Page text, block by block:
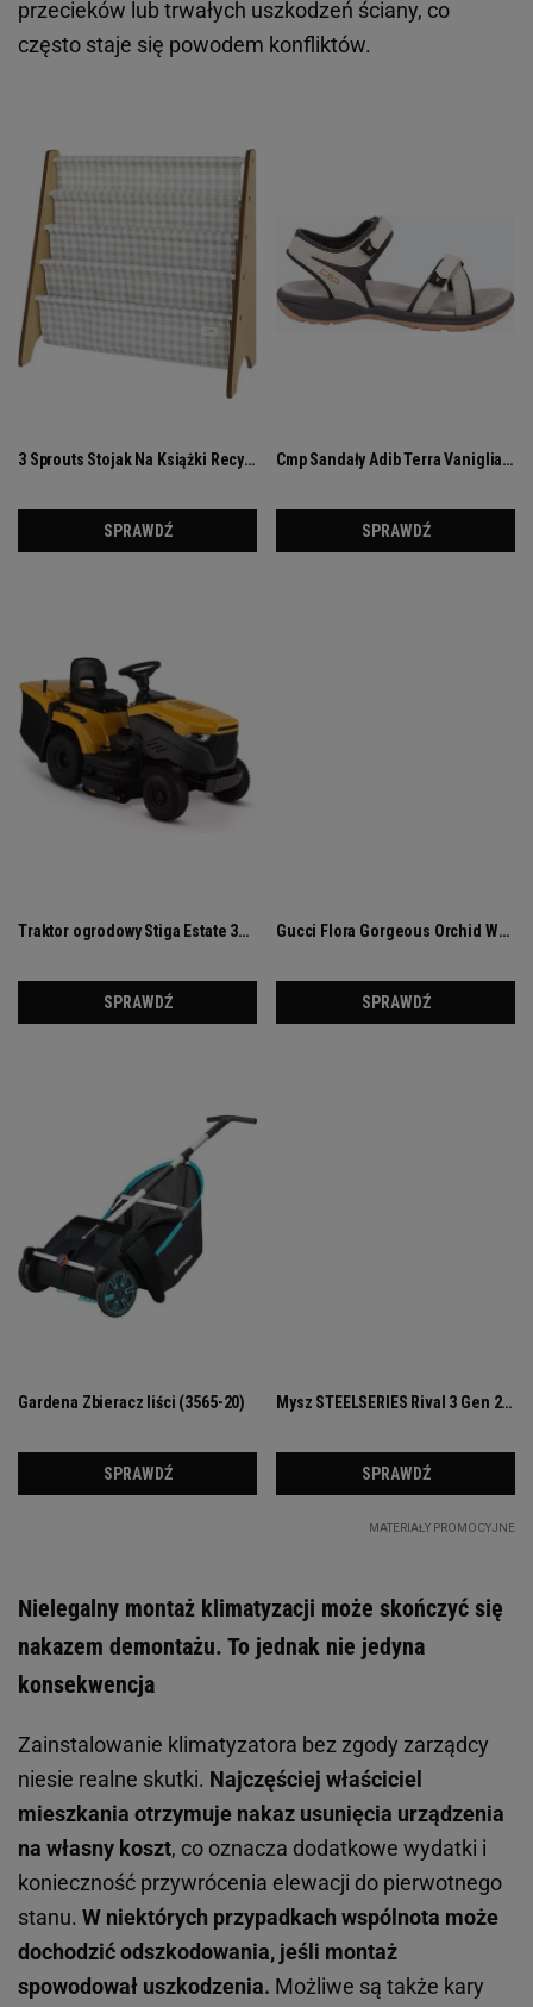
przecieków lub trwałych uszkodzeń ściany, co
często staje się powodem konfliktów.
Nielegalny montaż klimatyzacji może skończyć się
nakazem demontażu. To jednak nie jedyna
konsekwencja
Zainstalowanie klimatyzatora bez zgody zarządcy
niesie realne skutki. Najczęściej właściciel
mieszkania otrzymuje nakaz usunięcia urządzenia
na własny koszt, co oznacza dodatkowe wydatki i
konieczność przywrócenia elewacji do pierwotnego
stanu. W niektórych przypadkach wspólnota może
dochodzić odszkodowania, jeśli montaż
spowodował uszkodzenia. Możliwe są także kary